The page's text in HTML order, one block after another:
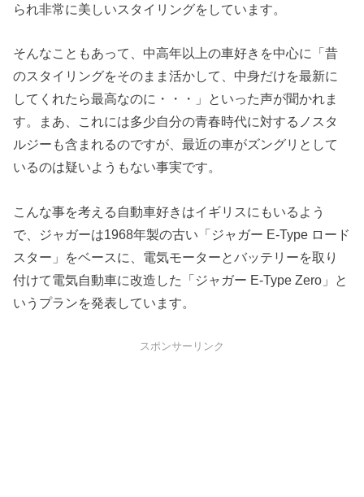
られ非常に美しいスタイリングをしています。
そんなこともあって、中高年以上の車好きを中心に「昔
のスタイリングをそのまま活かして、中身だけを最新に
してくれたら最高なのに・・・」といった声が聞かれま
す。まあ、これには多少自分の青春時代に対するノスタ
ルジーも含まれるのですが、最近の車がズングリとして
いるのは疑いようもない事実です。
こんな事を考える自動車好きはイギリスにもいるよう
で、ジャガーは1968年製の古い「ジャガー E-Type ロード
スター」をベースに、電気モーターとバッテリーを取り
付けて電気自動車に改造した「ジャガー E-Type Zero」と
いうプランを発表しています。
スポンサーリンク